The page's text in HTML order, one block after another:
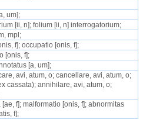
um];
[ii, n]; folium [ii, n] interrogatorium;
mpl;
f]; occupatio [onis, f];
[onis, f];
[a, um];
avi, atum, o; cancellare, avi, atum, o;
cassata); annihilare, avi, atum, o;
f]; malformatio [onis, f]; abnormitas
f];